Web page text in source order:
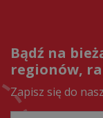
Bądź na
regionów,
Zapisz się do